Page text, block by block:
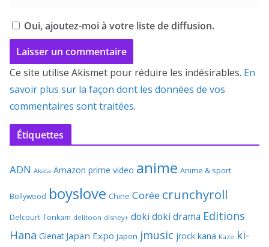
Oui, ajoutez-moi à votre liste de diffusion.
Ce site utilise Akismet pour réduire les indésirables. En
savoir plus sur la façon dont les données de vos
commentaires sont traitées.
Étiquettes
ADN Akata Amazon prime video anime Anime & sport
Bollywood boyslove Chine Corée crunchyroll
Delcourt-Tonkam delitoon disney+ doki doki drama Editions
Hana Glenat Japan Expo Japon jmusic jrock kana Kaze ki-